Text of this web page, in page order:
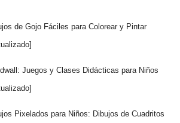
de Gojo Fáciles para Colorear y Pintar
Juegos y Clases Didácticas para Niños
Pixelados para Niños: Dibujos de Cuadritos